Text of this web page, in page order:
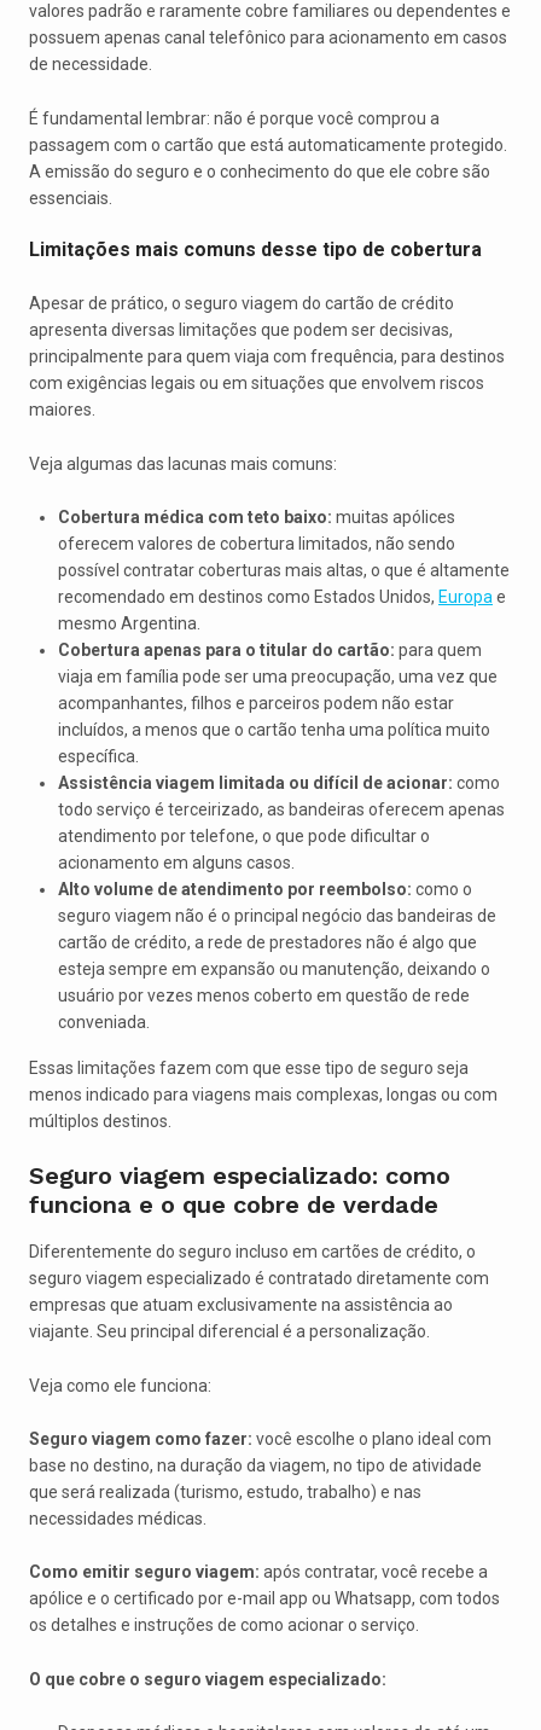
valores padrão e raramente cobre familiares ou dependentes e
possuem apenas canal telefônico para acionamento em casos
de necessidade.
É fundamental lembrar: não é porque você comprou a
passagem com o cartão que está automaticamente protegido.
A emissão do seguro e o conhecimento do que ele cobre são
essenciais.
Limitações mais comuns desse tipo de cobertura
Apesar de prático, o seguro viagem do cartão de crédito
apresenta diversas limitações que podem ser decisivas,
principalmente para quem viaja com frequência, para destinos
com exigências legais ou em situações que envolvem riscos
maiores.
Veja algumas das lacunas mais comuns:
Cobertura médica com teto baixo: muitas apólices
oferecem valores de cobertura limitados, não sendo
possível contratar coberturas mais altas, o que é altamente
recomendado em destinos como Estados Unidos, Europa e
mesmo Argentina.
Cobertura apenas para o titular do cartão: para quem
viaja em família pode ser uma preocupação, uma vez que
acompanhantes, filhos e parceiros podem não estar
incluídos, a menos que o cartão tenha uma política muito
específica.
Assistência viagem limitada ou difícil de acionar: como
todo serviço é terceirizado, as bandeiras oferecem apenas
atendimento por telefone, o que pode dificultar o
acionamento em alguns casos.
Alto volume de atendimento por reembolso: como o
seguro viagem não é o principal negócio das bandeiras de
cartão de crédito, a rede de prestadores não é algo que
esteja sempre em expansão ou manutenção, deixando o
usuário por vezes menos coberto em questão de rede
conveniada.
Essas limitações fazem com que esse tipo de seguro seja
menos indicado para viagens mais complexas, longas ou com
múltiplos destinos.
Seguro viagem especializado: como
funciona e o que cobre de verdade
Diferentemente do seguro incluso em cartões de crédito, o
seguro viagem especializado é contratado diretamente com
empresas que atuam exclusivamente na assistência ao
viajante. Seu principal diferencial é a personalização.
Veja como ele funciona:
Seguro viagem como fazer: você escolhe o plano ideal com
base no destino, na duração da viagem, no tipo de atividade
que será realizada (turismo, estudo, trabalho) e nas
necessidades médicas.
Como emitir seguro viagem: após contratar, você recebe a
apólice e o certificado por e-mail app ou Whatsapp, com todos
os detalhes e instruções de como acionar o serviço.
O que cobre o seguro viagem especializado: